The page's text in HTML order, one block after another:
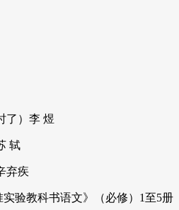
了）李 煜
轼
弃疾
实验教科书语文》（必修）1至5册